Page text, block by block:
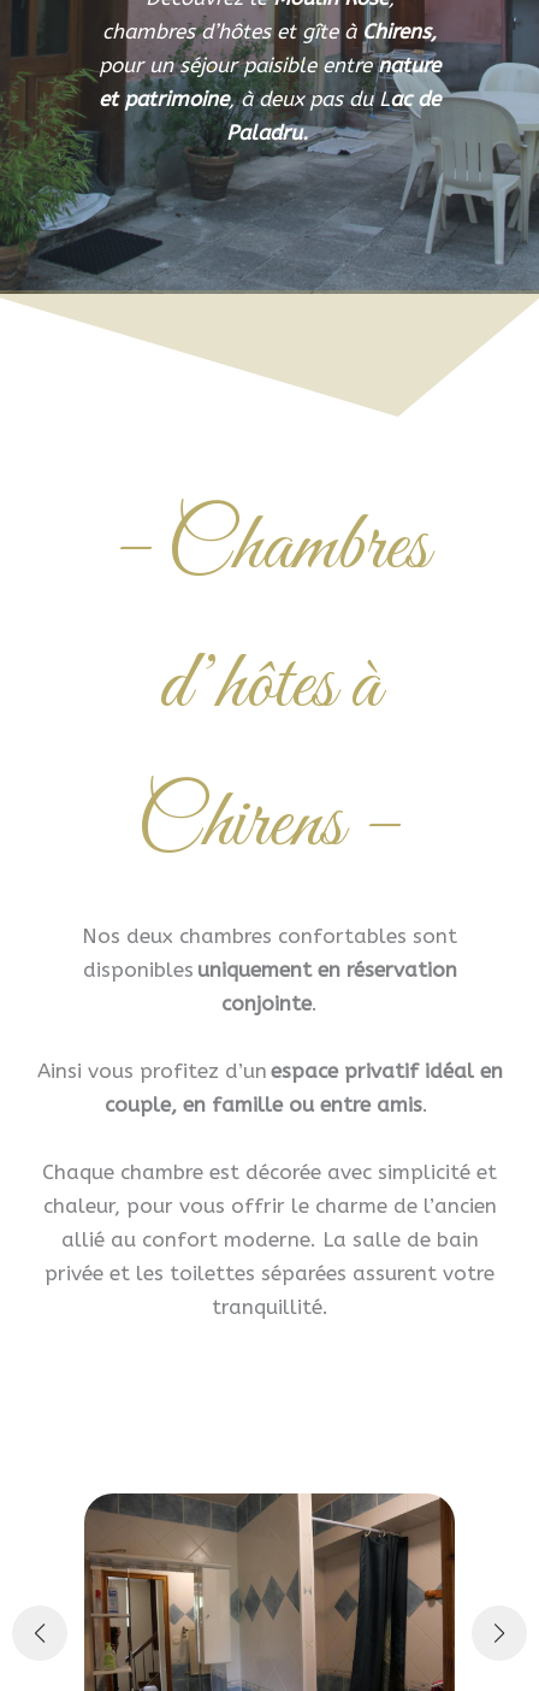
chambres d’hôtes et gîte à Chirens,
pour un séjour paisible entrenature
et patrimoine, à deux pas du Lac de
Paladru.
– Chambres
d’hôtes à
Chirens –
Nos deux chambres confortables sont
disponibles uniquement en réservation
conjointe.
Ainsi vous profitez d’un espace privatif idéal en
couple, en famille ou entre amis.
Chaque chambre est décorée avec simplicité et
chaleur, pour vous offrir le charme de l’ancien
allié au confort moderne. La salle de bain
privée et les toilettes séparées assurent votre
tranquillité.